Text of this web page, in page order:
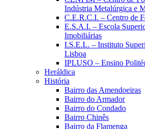
Indústria Metalúrgica e
C.E.R.C.I. – Centro de
E.S.A.I. – Escola
Imobiliárias
I.S.E.L. – Instituto
Lisboa
IPLUSO – Ensino
Heráldica
História
Bairro das Amendoeiras
Bairro do Armador
Bairro do Condado
Bairro Chinês
Bairro da Flamenga